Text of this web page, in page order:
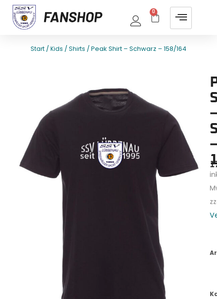
0
Start /Kids /Shirts / Peak Shirt – Schwarz – 158/164
–
–